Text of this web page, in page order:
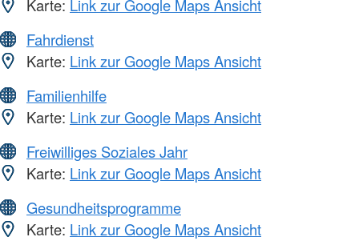
Karte: Link zur Google Maps Ansicht
Fahrdienst
Karte: Link zur Google Maps Ansicht
Familienhilfe
Karte: Link zur Google Maps Ansicht
Freiwilliges Soziales Jahr
Karte: Link zur Google Maps Ansicht
Gesundheitsprogramme
Karte: Link zur Google Maps Ansicht